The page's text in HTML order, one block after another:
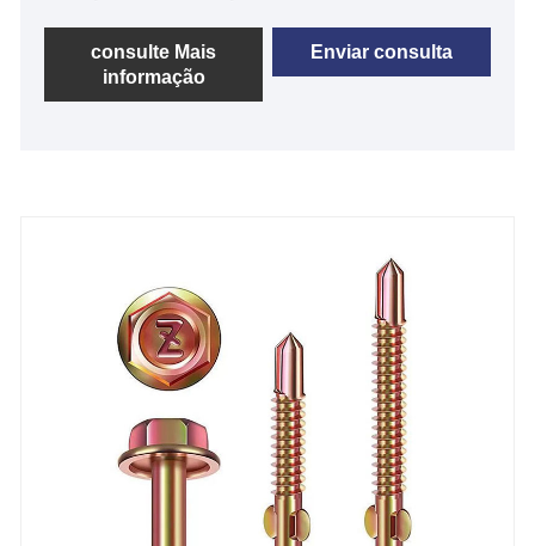
serviços de excelência. O parafuso de perfuração de
cabeça escareada com asa é um fixador
especializado projetado para união de materiais
consulte Mais
informação
Enviar consulta